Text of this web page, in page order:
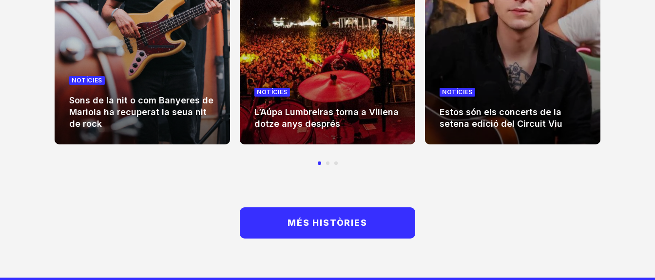
NOTÍCIES
Sons de la nit o com Banyeres de
Mariola ha recuperat la seua nit
de rock
NOTÍCIES
L’Aúpa Lumbreiras torna a Villena
dotze anys després
NOTÍCIES
Estos són els concerts de la
setena edició del Circuit Viu
MÉS HISTÒRIES